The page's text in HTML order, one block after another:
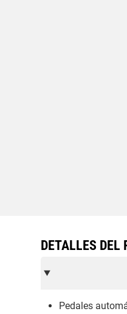
DETALLES DEL
Pedales